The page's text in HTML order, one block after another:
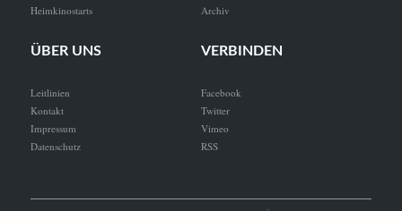
Heimkinostarts
Archiv
ÜBER UNS
Leitlinien
Kontakt
Impressum
Datenschutz
VERBINDEN
Facebook
Twitter
Vimeo
RSS